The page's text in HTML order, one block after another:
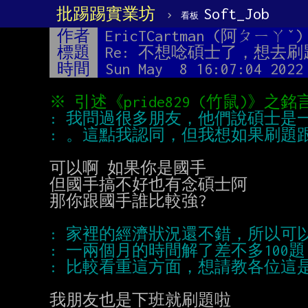
批踢踢實業坊 › 看板 Soft_Job
作者
EricTCartman (阿ㄆㄧㄚˇ)
標題
Re: 不想唸碩士了，想去刷
時間
Sun May  8 16:07:04 2022
可以啊 如果你是國手
但國手搞不好也有念碩士阿
那你跟國手誰比較強?
我朋友也是下班就刷題啦